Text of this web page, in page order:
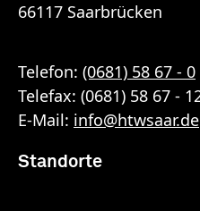
66117 Saarbrücken
Telefon: (0681) 58 67 - 0
Telefax: (0681) 58 67 -
E-Mail: info@htwsaar.de
Standorte